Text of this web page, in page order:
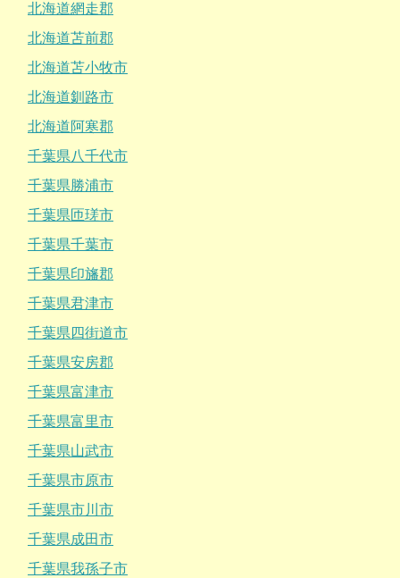
北海道網走郡
北海道苫前郡
北海道苫小牧市
北海道釧路市
北海道阿寒郡
千葉県八千代市
千葉県勝浦市
千葉県匝瑳市
千葉県千葉市
千葉県印旛郡
千葉県君津市
千葉県四街道市
千葉県安房郡
千葉県富津市
千葉県富里市
千葉県山武市
千葉県市原市
千葉県市川市
千葉県成田市
千葉県我孫子市